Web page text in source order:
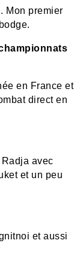
Mon premier
en France et
direct en
avec
et un peu
et aussi